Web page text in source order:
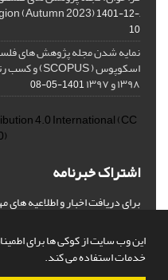
این وب سایت از کوکی ها برای
خدمات استفاده می کند.
,Comparative Philosophy of Religion (Autumn 2023)
1401-12-
10
نمایه شدن مجله پژوهش های
۱۳۹۸ و ۱۳۹۷ 1401-05-08
4.0 International(CC
اشتراک خبرنامه
برای دریافت اخبار و اطلاعیه